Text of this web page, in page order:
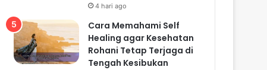
4 hari ago
Cara Memahami Self
Healing agar Kesehatan
Rohani Tetap Terjaga di
Tengah Kesibukan